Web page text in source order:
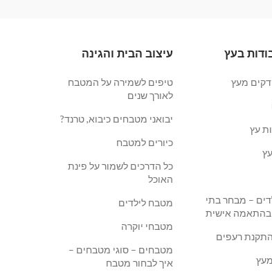
בעץ
דקים מעץ
עץ
– מבחר בתי
בהתאמה אישית
רעפים
עיצוב הבית והגינה
טיפים לשמירה על המטבח
לאורך שנים
יבואני מטבחים כיבוא, טרנד?
כיורים למטבח
כל הדרכים לשמור על פינת
האוכל
מטבח לילדים
מטבחי יוקרה
מטבחים – סוגי מטבחים –
איך לבחור מטבח